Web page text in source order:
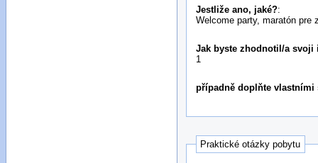
Jestliže ano, jaké?:
Welcome party, maratón pre
Jak byste zhodnotil/a svoji
1
případně doplňte vlastními
Praktické otázky pobytu